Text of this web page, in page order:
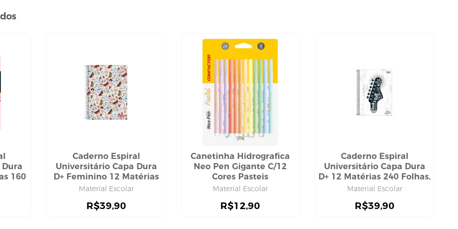
160
Caderno Espiral
Universitário Capa Dura
D+ Feminino 12 Matérias
240 Folhas, Tilibra
Material Escolar
R$39,90
Canetinha Hidrografica
Neo Pen Gigante C/12
Cores Pasteis
Material Escolar
R$12,90
Caderno Espiral
Universitário Capa Dura
D+ 12 Matérias 240 Folhas,
Tilibra
Material Escolar
R$39,90